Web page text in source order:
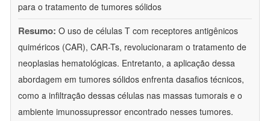
para o tratamento de tumores sólidos
Resumo: O uso de células T com receptores antigênicos
quiméricos (CAR), CAR-Ts, revolucionaram o tratamento de
neoplasias hematológicas. Entretanto, a aplicação dessa
abordagem em tumores sólidos enfrenta dasafios técnicos,
como a infiltração dessas células nas massas tumorais e o
ambiente imunossupressor encontrado nesses tumores.